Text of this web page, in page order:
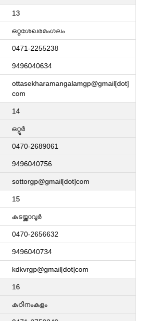
13
ഒറ്റശേഖരമംഗലം
0471-2255238
9496040634
ottasekharamangalamgp@gmail[dot]
com
14
ഒറ്റൂര്‍
0470-2689061
9496040756
sottorgp@gmail[dot]com
15
കടയ്ക്കാവൂർ
0470-2656632
9496040734
kdkvrgp@gmail[dot]com
16
കഠിനംകുളം